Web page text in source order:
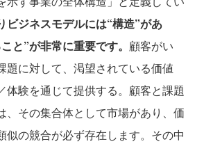
ビジネスモデルには“構造”があ
と”が非常に重要です。 顧客がい
題に対して、渇望されている価値
体験を通じて提供する。顧客と課題
、その集合体として市場があり、価
似の競合が必ず存在します。その中